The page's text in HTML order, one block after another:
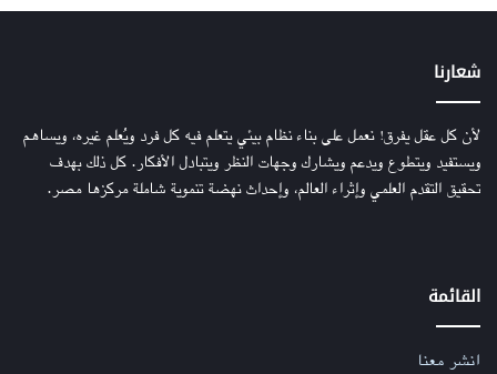
شعارنا
لأن كل عقل يفرق! نعمل على بناء نظام بيئي يتعلم فيه كل فرد ويُعلم غيره، ويساهم
ويستفيد ويتطوع ويدعم ويشارك وجهات النظر ويتبادل الأفكار. كل ذلك بهدف
تحقيق التقدم العلمي وإثراء العالم، وإحداث نهضة تنموية شاملة مركزها مصر.
القائمة
انشر معنا